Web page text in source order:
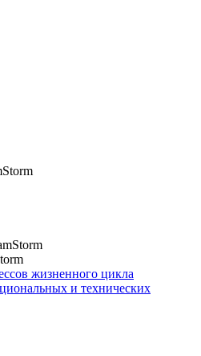
жизненного цикла
и технических